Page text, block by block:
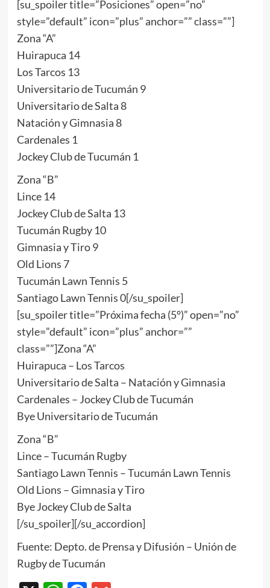
[su_spoiler title=”Posiciones” open=”no”
style=”default” icon=”plus” anchor=”” class=””]
Zona “A”
Huirapuca 14
Los Tarcos 13
Universitario de Tucumán 9
Universitario de Salta 8
Natación y Gimnasia 8
Cardenales 1
Jockey Club de Tucumán 1
Zona “B”
Lince 14
Jockey Club de Salta 13
Tucumán Rugby 10
Gimnasia y Tiro 9
Old Lions 7
Tucumán Lawn Tennis 5
Santiago Lawn Tennis 0[/su_spoiler]
[su_spoiler title=”Próxima fecha (5°)” open=”no”
style=”default” icon=”plus” anchor=””
class=””]Zona “A”
Huirapuca – Los Tarcos
Universitario de Salta – Natación y Gimnasia
Cardenales – Jockey Club de Tucumán
Bye Universitario de Tucumán
Zona “B”
Lince – Tucumán Rugby
Santiago Lawn Tennis – Tucumán Lawn Tennis
Old Lions – Gimnasia y Tiro
Bye Jockey Club de Salta
[/su_spoiler][/su_accordion]
Fuente: Depto. de Prensa y Difusión – Unión de
Rugby de Tucumán